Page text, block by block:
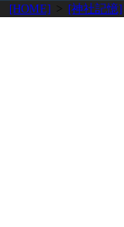
[HOME] [神社記憶]